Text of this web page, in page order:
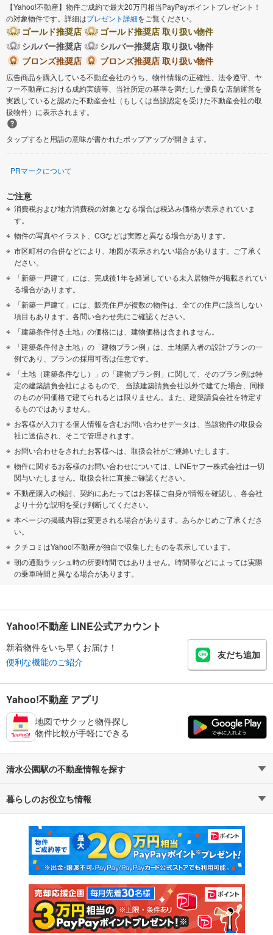
【Yahoo!不動産】物件ご成約で最大20万円相当PayPayポイントプレゼント！
の対象物件です。詳細はプレゼント詳細をご覧ください。
ゴールド推奨店
ゴールド推奨店 取り扱い物件
シルバー推奨店
シルバー推奨店 取り扱い物件
ブロンズ推奨店
ブロンズ推奨店 取り扱い物件
広告商品を購入している不動産会社のうち、物件情報の正確性、法令遵守、ヤ
フー不動産における成約実績等、当社所定の基準を満たした優良な店舗運営を
実践していると認めた不動産会社（もしくは当該認定を受けた不動産会社の取
扱物件）に表示されます。
タップすると用語の意味が書かれたポップアップが開きます。
PRマークについて
ご注意
消費税および地方消費税の対象となる場合は税込み価格が表示されていま
す。
物件の写真やイラスト、CGなどは実際と異なる場合があります。
市区町村の合併などにより、地図が表示されない場合があります。ご了承く
ださい。
「新築一戸建て」には、完成後1年を経過している未入居物件が掲載されてい
る場合があります。
「新築一戸建て」には、販売住戸が複数の物件は、全ての住戸に該当しない
項目もあります。各問い合わせ先にご確認ください。
「建築条件付き土地」の価格には、建物価格は含まれません。
「建築条件付き土地」の「建物プラン例」は、土地購入者の設計プランの一
例であり、プランの採用可否は任意です。
「土地（建築条件なし）」の「建物プラン例」に関して、そのプラン例は特
定の建築請負会社によるもので、 当該建築請負会社以外で建てた場合、同様
のものが同価格で建てられるとは限りません。また、建築請負会社を特定す
るものではありません。
お客様が入力する個人情報を含むお問い合わせデータは、当該物件の取扱会
社に送信され、そこで管理されます。
お問い合わせをされたお客様へは、取扱会社がご連絡いたします。
物件に関するお客様のお問い合わせについては、LINEヤフー株式会社は一切
関与いたしません。取扱会社に直接ご確認ください。
不動産購入の検討、契約にあたってはお客様ご自身が情報を確認し、各会社
より十分な説明を受け判断してください。
本ページの掲載内容は変更される場合があります。あらかじめご了承くださ
い。
クチコミはYahoo!不動産が独自で収集したものを表示しています。
朝の通勤ラッシュ時の所要時間ではありません。時間帯などによっては実際
の乗車時間と異なる場合があります。
Yahoo!不動産 LINE公式アカウント
新着物件をいち早くお届け！
便利な機能のご紹介
友だち追加
Yahoo!不動産 アプリ
地図でサクッと物件探し
物件比較が手軽にできる
清水公園駅の不動産情報を探す
不動産・住宅
新築マンション 中古マンション
新築一戸建て 中古一戸建て
注文住宅 土地
売却査定
暮らしのお役立ち情報
マンションカタログ 教えて！住まいの先生